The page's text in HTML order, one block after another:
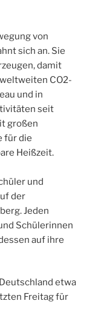
von
sich an. Sie
damit
CO2-
und in
seit
großen
für die
Heißzeit.
und
der
Jeden
Schülerinnen
auf ihre
etwa
Freitag für